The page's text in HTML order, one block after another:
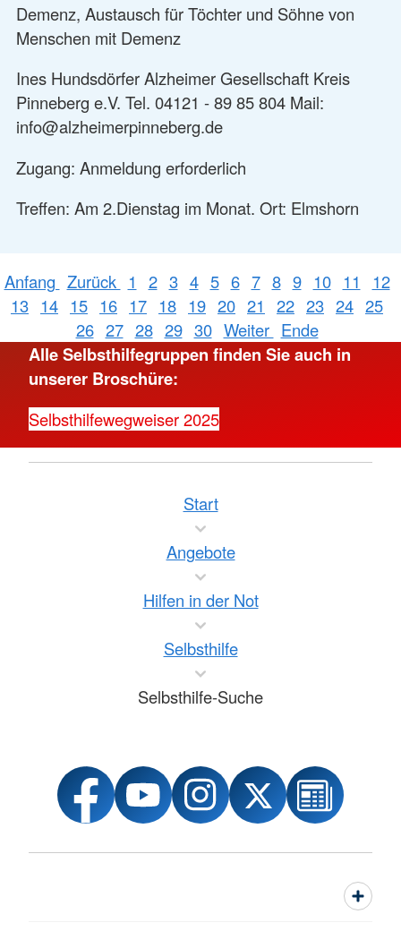
Demenz, Austausch für Töchter und Söhne von
Menschen mit Demenz
Ines Hundsdörfer Alzheimer Gesellschaft Kreis
Pinneberg e.V. Tel. 04121 - 89 85 804 Mail:
info@alzheimerpinneberg.de
Zugang: Anmeldung erforderlich
Treffen: Am 2.Dienstag im Monat. Ort: Elmshorn
Anfang Zurück 1 2 3 4 5 6 7 8 9 10 11
12
13 14 15 16 17 18 19 20 21 22 23 24 25
26 27 28 29 30 Weiter Ende
Alle Selbsthilfegruppen finden Sie auch in
unserer Broschüre:
Selbsthilfewegweiser 2025
Start
Angebote
Hilfen in der Not
Selbsthilfe
Selbsthilfe-Suche